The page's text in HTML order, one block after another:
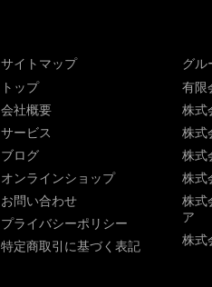
サイトマップ
トップ
会社概要
サービス
ブログ
オンラインショップ
お問い合わせ
プライバシーポリシー
特定商取引に基づく表記
グル
有限
株式
株式
株式
株式
株式
ア
株式